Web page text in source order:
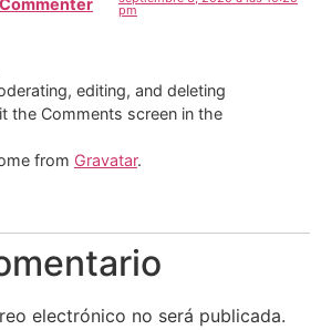
pm
editing, and deleting
the Comments screen in the
from Gravatar.
electrónico no será publicada.